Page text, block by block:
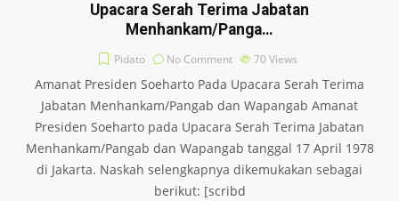
Upacara Serah Terima Jabatan
Menhankam/Panga…
Pidato No Comment 70 Views
Amanat Presiden Soeharto Pada Upacara Serah Terima
Jabatan Menhankam/Pangab dan Wapangab Amanat
Presiden Soeharto pada Upacara Serah Terima Jabatan
Menhankam/Pangab dan Wapangab tanggal 17 April 1978
di Jakarta. Naskah selengkapnya dikemukakan sebagai
berikut: [scribd